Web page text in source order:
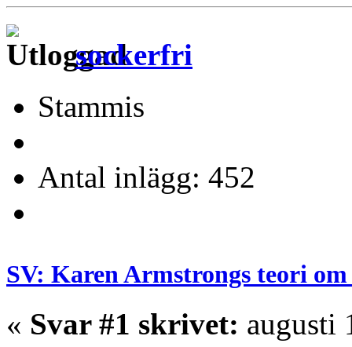
sockerfri
Stammis
Antal inlägg: 452
SV: Karen Armstrongs teori
« Svar #1 skrivet: augusti